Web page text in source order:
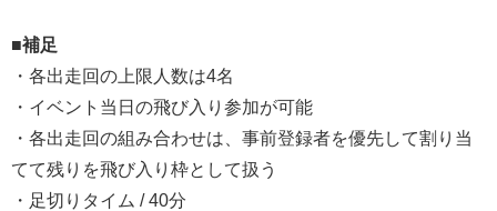
■補足
・各出走回の上限人数は4名
・イベント当日の飛び入り参加が可能
・各出走回の組み合わせは、事前登録者を優先して割り当
てて残りを飛び入り枠として扱う
・足切りタイム / 40分